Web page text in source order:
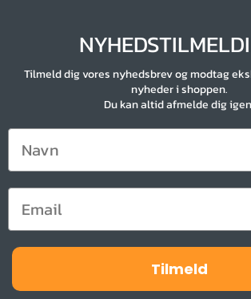
Tilmeld dig vores nyhedsbrev og modtag
nyheder i shoppen.
Du kan altid afmelde dig
Tilmeld